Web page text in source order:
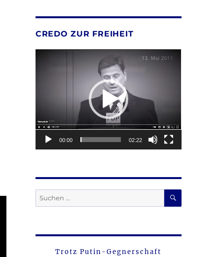
CREDO ZUR FREIHEIT
00:00 02:22
Suche
nach:
SUCHEN
Trotz Putin-Gegnerschaft